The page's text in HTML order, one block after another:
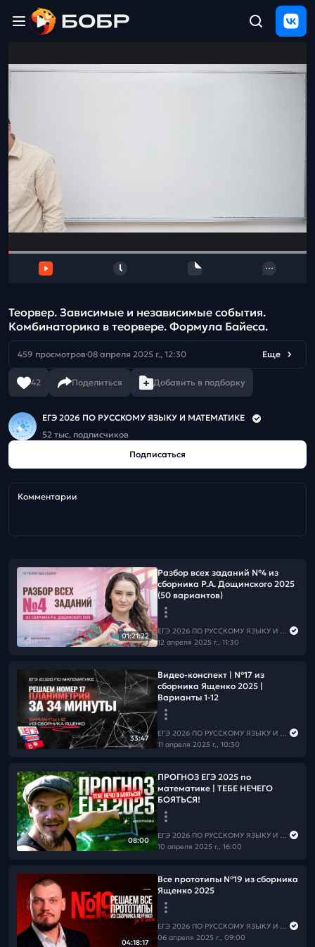
ЩЕЛЧОК
2026
материалы
Проверка
сочинений
поддержка
и
Теорвер. Зависимые и независимые события.
Комбинаторика в теорвере. Формула Байеса.
459 просмотров 08 апреля 2025 г., 12:30 Еще
42 Поделиться Добавить в подборку
ЕГЭ 2026 ПО РУССКОМУ ЯЗЫКУ И МАТЕМАТИКЕ
52 тыс. подписчиков
Подписаться
Комментарии
01:21:22
Разбор всех заданий №4 из
сборника Р.А. Дощинского 2025
(50 вариантов)
ЕГЭ 2026 ПО РУССКОМУ ЯЗЫКУ И МАТЕМАТИКЕ
12 апреля 2025 г., 11:30
33:47
Видео-конспект | №17 из
сборника Ященко 2025 |
Варианты 1-12
ЕГЭ 2026 ПО РУССКОМУ ЯЗЫКУ И МАТЕМАТИКЕ
11 апреля 2025 г., 10:30
08:00
ПРОГНОЗ ЕГЭ 2025 по
математике | ТЕБЕ НЕЧЕГО
БОЯТЬСЯ!
ЕГЭ 2026 ПО РУССКОМУ ЯЗЫКУ И МАТЕМАТИКЕ
10 апреля 2025 г., 16:00
04:18:17
Все прототипы №19 из сборника
Ященко 2025
ЕГЭ 2026 ПО РУССКОМУ ЯЗЫКУ И МАТЕМАТИКЕ
06 апреля 2025 г., 09:00